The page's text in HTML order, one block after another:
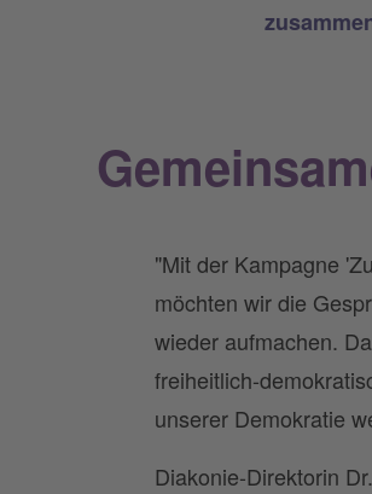
"Mit der Kampagne
möchten wir die
wieder aufmachen.
freiheitlich-
unserer Demokratie
Diakonie-Direktorin